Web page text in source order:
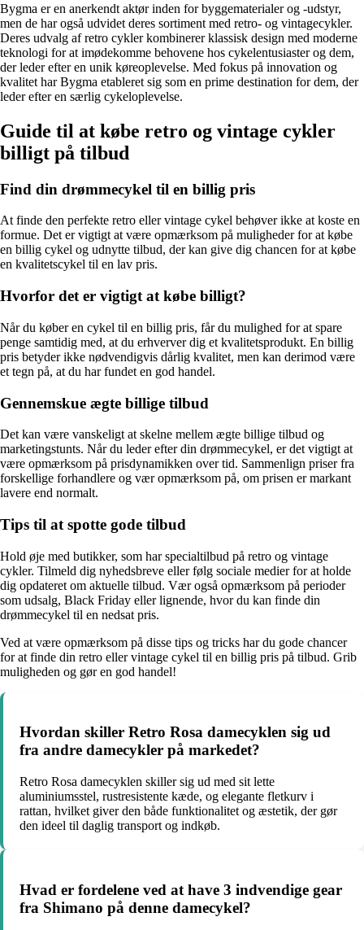
Bygma er en anerkendt aktør inden for byggematerialer og -udstyr,
men de har også udvidet deres sortiment med retro- og vintagecykler.
Deres udvalg af retro cykler kombinerer klassisk design med moderne
teknologi for at imødekomme behovene hos cykelentusiaster og dem,
der leder efter en unik køreoplevelse. Med fokus på innovation og
kvalitet har Bygma etableret sig som en prime destination for dem, der
leder efter en særlig cykeloplevelse.
Guide til at købe retro og vintage cykler
billigt på tilbud
Find din drømmecykel til en billig pris
At finde den perfekte retro eller vintage cykel behøver ikke at koste en
formue. Det er vigtigt at være opmærksom på muligheder for at købe
en billig cykel og udnytte tilbud, der kan give dig chancen for at købe
en kvalitetscykel til en lav pris.
Hvorfor det er vigtigt at købe billigt?
Når du køber en cykel til en billig pris, får du mulighed for at spare
penge samtidig med, at du erhverver dig et kvalitetsprodukt. En billig
pris betyder ikke nødvendigvis dårlig kvalitet, men kan derimod være
et tegn på, at du har fundet en god handel.
Gennemskue ægte billige tilbud
Det kan være vanskeligt at skelne mellem ægte billige tilbud og
marketingstunts. Når du leder efter din drømmecykel, er det vigtigt at
være opmærksom på prisdynamikken over tid. Sammenlign priser fra
forskellige forhandlere og vær opmærksom på, om prisen er markant
lavere end normalt.
Tips til at spotte gode tilbud
Hold øje med butikker, som har specialtilbud på retro og vintage
cykler. Tilmeld dig nyhedsbreve eller følg sociale medier for at holde
dig opdateret om aktuelle tilbud. Vær også opmærksom på perioder
som udsalg, Black Friday eller lignende, hvor du kan finde din
drømmecykel til en nedsat pris.
Ved at være opmærksom på disse tips og tricks har du gode chancer
for at finde din retro eller vintage cykel til en billig pris på tilbud. Grib
muligheden og gør en god handel!
Hvordan skiller Retro Rosa damecyklen sig ud
fra andre damecykler på markedet?
Retro Rosa damecyklen skiller sig ud med sit lette
aluminiumsstel, rustresistente kæde, og elegante fletkurv i
rattan, hvilket giver den både funktionalitet og æstetik, der gør
den ideel til daglig transport og indkøb.
Hvad er fordelene ved at have 3 indvendige gear
fra Shimano på denne damecykel?